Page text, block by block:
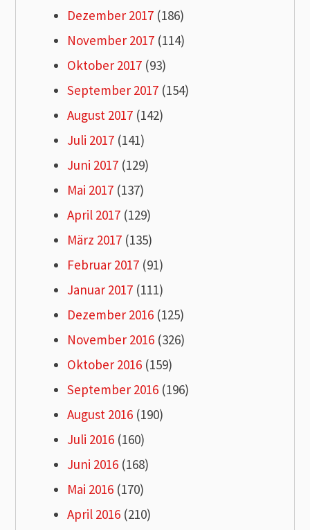
Dezember 2017 (186)
November 2017 (114)
Oktober 2017 (93)
September 2017 (154)
August 2017 (142)
Juli 2017 (141)
Juni 2017 (129)
Mai 2017 (137)
April 2017 (129)
März 2017 (135)
Februar 2017 (91)
Januar 2017 (111)
Dezember 2016 (125)
November 2016 (326)
Oktober 2016 (159)
September 2016 (196)
August 2016 (190)
Juli 2016 (160)
Juni 2016 (168)
Mai 2016 (170)
April 2016 (210)